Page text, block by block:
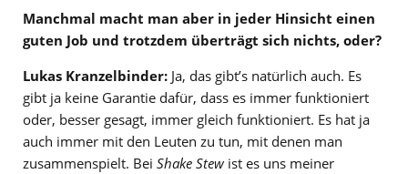
Manchmal macht man aber in jeder Hinsicht einen
guten Job und trotzdem überträgt sich nichts, oder?
Lukas Kranzelbinder: Ja, das gibt’s natürlich auch. Es
gibt ja keine Garantie dafür, dass es immer funktioniert
oder, besser gesagt, immer gleich funktioniert. Es hat ja
auch immer mit den Leuten zu tun, mit denen man
zusammenspielt. Bei Shake Stew ist es uns meiner